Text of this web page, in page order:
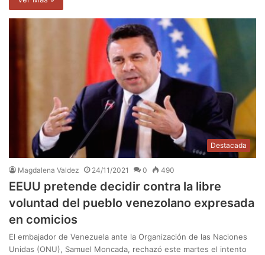
Destacada
Magdalena Valdez 24/11/2021 0 490
EEUU pretende decidir contra la libre
voluntad del pueblo venezolano expresada
en comicios
El embajador de Venezuela ante la Organización de las Naciones
Unidas (ONU), Samuel Moncada, rechazó este martes el intento